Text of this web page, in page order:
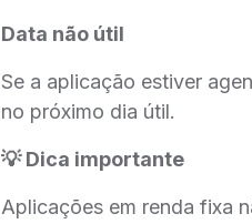
Data não útil
Se a aplicação estiver
no próximo dia útil.
💡 Dica importante
Aplicações em renda fixa